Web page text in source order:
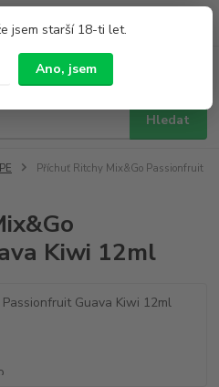
jsem starší 18-ti let.
Ano, jsem
Hledat
Příchuť Ritchy Mix&Go Passionfruit
Kiwi 12ml